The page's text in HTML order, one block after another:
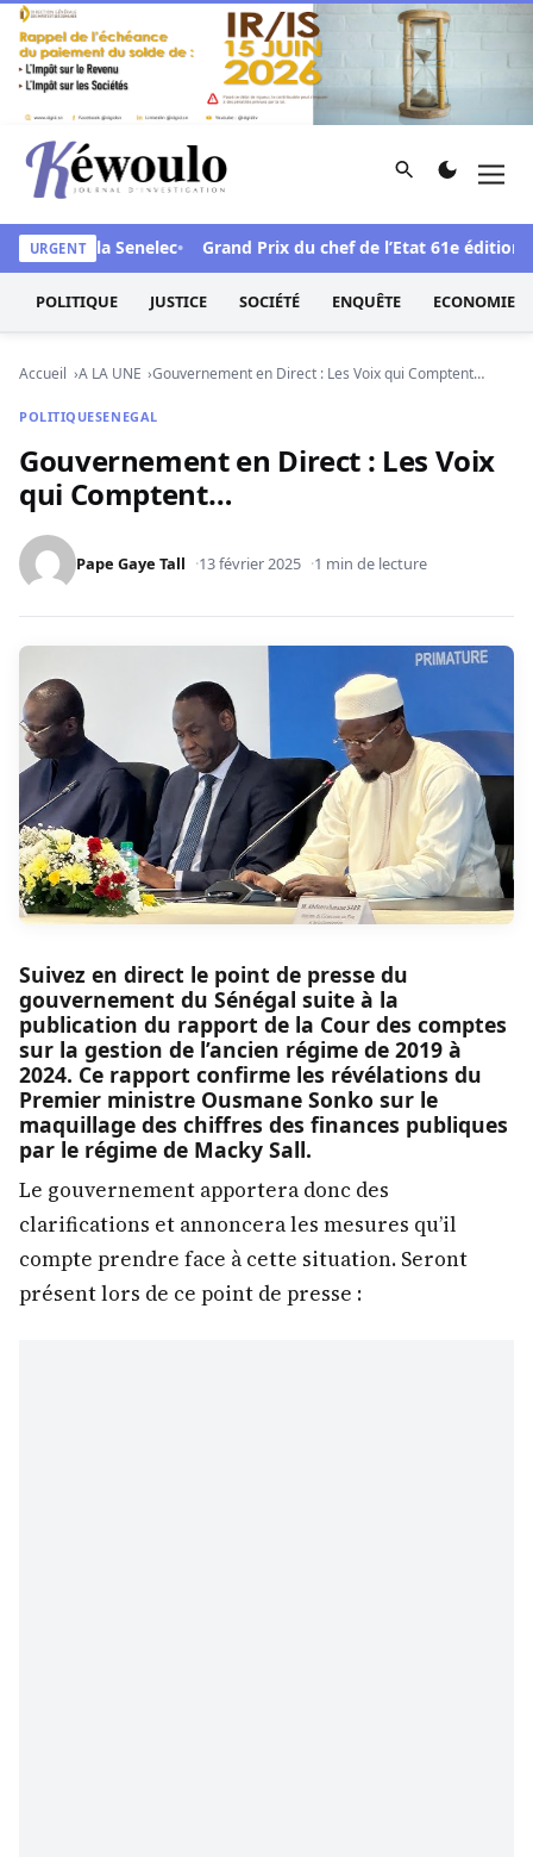
Aller au contenu
Kéwoulo, le premier site d'information et d'investigation
Rechercher
URGENT
face à la Senelec Grand Prix du chef de l’Etat 61e édition :
POLITIQUE JUSTICE SOCIÉTÉ ENQUÊTE ECONOMIE
Accueil A LA UNE Gouvernement en Direct : Les Voix qui Comptent…
POLITIQUESENEGAL
Gouvernement en Direct : Les Voix
qui Comptent…
Pape Gaye Tall 13 février 2025 1 min de lecture
Suivez en direct le point de presse du
gouvernement du Sénégal suite à la
publication du rapport de la Cour des comptes
sur la gestion de l’ancien régime de 2019 à
2024. Ce rapport confirme les révélations du
Premier ministre Ousmane Sonko sur le
maquillage des chiffres des finances publiques
par le régime de Macky Sall.
Le gouvernement apportera donc des
clarifications et annoncera les mesures qu’il
compte prendre face à cette situation. Seront
présent lors de ce point de presse :